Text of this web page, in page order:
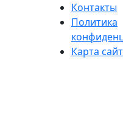
Контакты
Политика
Карта